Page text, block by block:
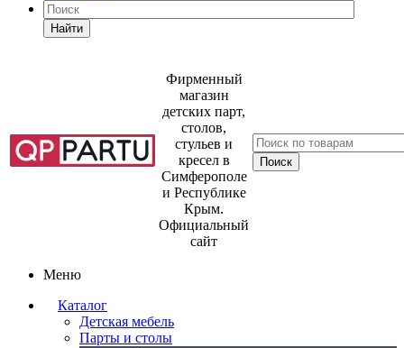
Найти
Фирменный
магазин
детских парт,
столов,
стульев и
кресел в
Симферополе
и Республике
Крым.
Официальный
сайт
Меню
Каталог
Детская мебель
Парты и столы